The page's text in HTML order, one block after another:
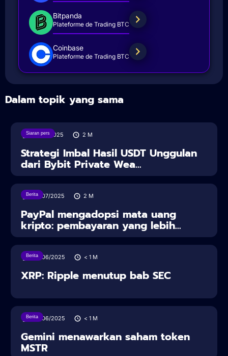
Bitpanda
Plateforme de Trading BTC
Coinbase
Plateforme de Trading BTC
Dalam topik yang sama
Siaran pers
18/08/2025 2 M
Strategi Imbal Hasil USDT Unggulan
dari Bybit Private Wea...
Berita
30/07/2025 2 M
PayPal mengadopsi mata uang
kripto: pembayaran yang lebih...
Berita
28/06/2025 < 1 M
XRP: Ripple menutup bab SEC
Berita
28/06/2025 < 1 M
Gemini menawarkan saham token
MSTR